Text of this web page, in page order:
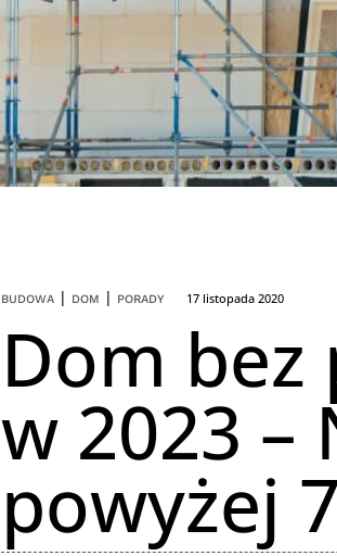
BUDOWA | DOM | PORADY 17 listopada 2020
Dom
w 2023
powyżej